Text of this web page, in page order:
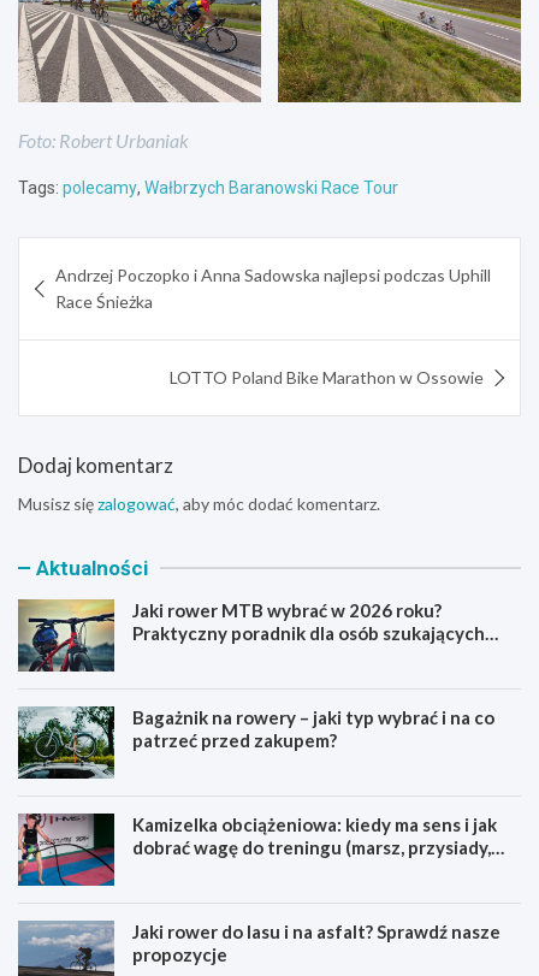
Foto: Robert Urbaniak
Tags: polecamy, Wałbrzych Baranowski Race Tour
wpisu
Andrzej Poczopko i Anna Sadowska najlepsi podczas Uphill
Race Śnieżka
LOTTO Poland Bike Marathon w Ossowie
Dodaj komentarz
Musisz sięzalogować, aby móc dodać komentarz.
Aktualności
Jaki rower MTB wybrać w 2026 roku?
Praktyczny poradnik dla osób szukających
Bagażnik na rowery – jaki typ wybrać i na co
patrzeć przed zakupem?
Kamizelka obciążeniowa: kiedy ma sens i jak
dobrać wagę do treningu (marsz, przysiady,
Jaki rower do lasu i na asfalt? Sprawdź nasze
propozycje